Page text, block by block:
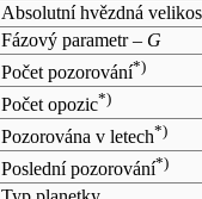
Absolutní hvězdná
Fázový parametr – G
Počet pozorování*)
Počet opozic*)
Pozorována v letech*)
Poslední pozorování*)